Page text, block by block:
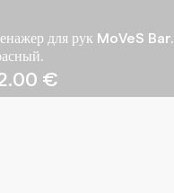
для рук MoVeS Bar.
€